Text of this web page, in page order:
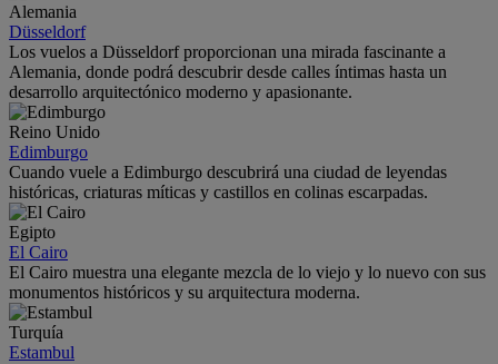
Alemania
Düsseldorf
Los vuelos a Düsseldorf proporcionan una mirada fascinante a
Alemania, donde podrá descubrir desde calles íntimas hasta un
desarrollo arquitectónico moderno y apasionante.
Reino Unido
Edimburgo
Cuando vuele a Edimburgo descubrirá una ciudad de leyendas
históricas, criaturas míticas y castillos en colinas escarpadas.
Egipto
El Cairo
El Cairo muestra una elegante mezcla de lo viejo y lo nuevo con sus
monumentos históricos y su arquitectura moderna.
Turquía
Estambul